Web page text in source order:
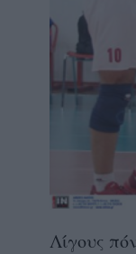
Λίγους